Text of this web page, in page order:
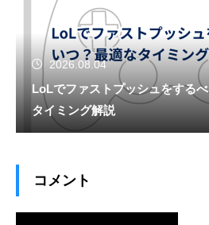
2026.08.04
LoLでファストプッシュをする
タイミング解説
コメント